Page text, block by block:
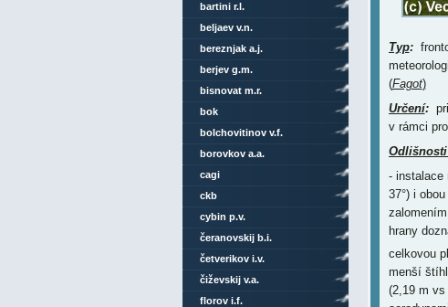
Typ:
(Fagot)
Určení:
v rámci
Odlišnosti
- instalace
37°) i
hrany
celkovou
menší
(2,19 m
bartini r.l.
beljaev v.n.
bereznjak a.j.
berjev g.m.
bisnovat m.r.
bok
bolchovitinov v.f.
borovkov a.a.
cagi
ckb
cybin p.v.
čeranovskij b.i.
četverikov i.v.
čiževskij v.a.
florov i.f.